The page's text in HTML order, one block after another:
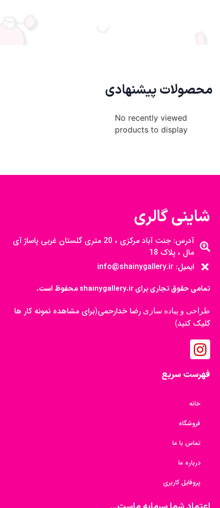
محصولات پیشنهادی
No recently viewed
products to display
شاینی گالری
آدرس: جنت آباد مرکزی ، 20 متری گلستان غربی پاساژ آی
مال ، پلاک 18
ایمیل: info@shainygallery.ir
تمامی حقوق تجاری برای shainygallery.ir محفوظ است.
طراحی و پیاده سازی رضا خدارحمی(برای مشاهده نمونه کار ها
کلیک کنید)
فهرست سریع
خانه
فروشگاه
تماس با ما
درباره ما
پروفایل کاربری